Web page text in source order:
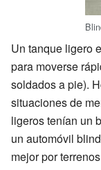
Un tanque ligero
para moverse
soldados a pie).
situaciones de
ligeros tenían un
un automóvil
mejor por